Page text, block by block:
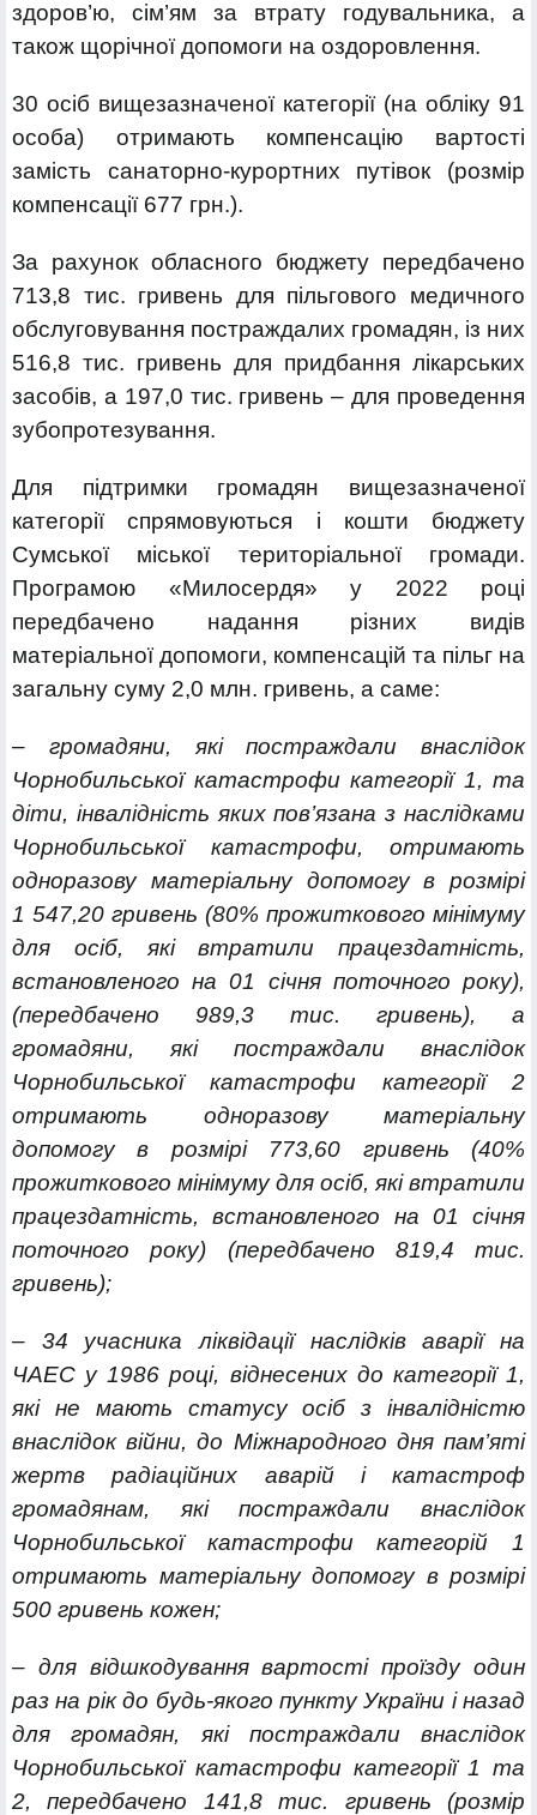
здоров’ю, сім’ям за втрату годувальника, а
також щорічної допомоги на оздоровлення.
30 осіб вищезазначеної категорії (на обліку 91
особа) отримають компенсацію вартості
замість санаторно-курортних путівок (розмір
компенсації 677 грн.).
За рахунок обласного бюджету передбачено
713,8 тис. гривень для пільгового медичного
обслуговування постраждалих громадян, із них
516,8 тис. гривень для придбання лікарських
засобів, а 197,0 тис. гривень – для проведення
зубопротезування.
Для підтримки громадян вищезазначеної
категорії спрямовуються і кошти бюджету
Сумської міської територіальної громади.
Програмою «Милосердя» у 2022 році
передбачено надання різних видів
матеріальної допомоги, компенсацій та пільг на
загальну суму 2,0 млн. гривень, а саме:
– громадяни, які постраждали внаслідок
Чорнобильської катастрофи категорії 1, та
діти, інвалідність яких пов’язана з наслідками
Чорнобильської катастрофи, отримають
одноразову матеріальну допомогу в розмірі
1 547,20 гривень (80% прожиткового мінімуму
для осіб, які втратили працездатність,
встановленого на 01 січня поточного року),
(передбачено 989,3 тис. гривень), а
громадяни, які постраждали внаслідок
Чорнобильської катастрофи категорії 2
отримають одноразову матеріальну
допомогу в розмірі 773,60 гривень (40%
прожиткового мінімуму для осіб, які втратили
працездатність, встановленого на 01 січня
поточного року) (передбачено 819,4 тис.
гривень);
– 34 учасника ліквідації наслідків аварії на
ЧАЕС у 1986 році, віднесених до категорії 1,
які не мають статусу осіб з інвалідністю
внаслідок війни, до Міжнародного дня пам’яті
жертв радіаційних аварій і катастроф
громадянам, які постраждали внаслідок
Чорнобильської катастрофи категорій 1
отримають матеріальну допомогу в розмірі
500 гривень кожен;
– для відшкодування вартості проїзду один
раз на рік до будь-якого пункту України і назад
для громадян, які постраждали внаслідок
Чорнобильської катастрофи категорії 1 та
2, передбачено 141,8 тис. гривень (розмір